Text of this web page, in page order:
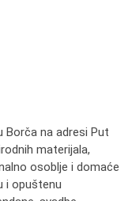
Borča na adresi Put
materijala,
osoblje i domaće
i opuštenu